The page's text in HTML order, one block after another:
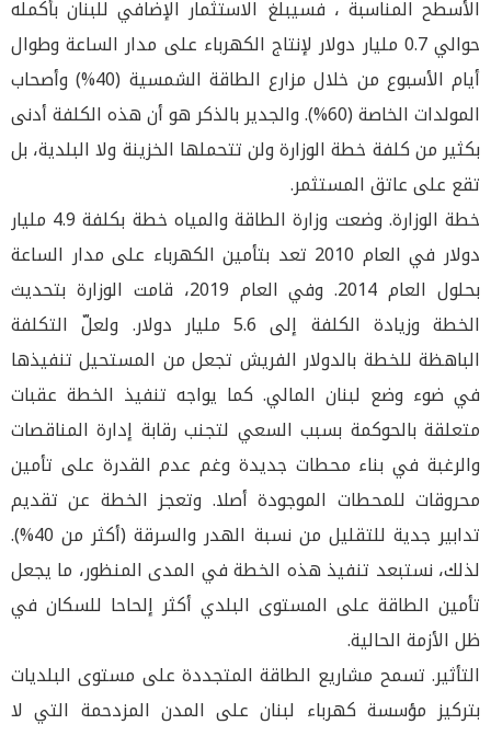
الأسطح المناسبة ، فسيبلغ الاستثمار الإضافي للبنان بأكمله
حوالي 0.7 مليار دولار لإنتاج الكهرباء على مدار الساعة وطوال
أيام الأسبوع من خلال مزارع الطاقة الشمسية (40%) وأصحاب
المولدات الخاصة (60%). والجدير بالذكر هو أن هذه الكلفة أدنى
بكثير من كلفة خطة الوزارة ولن تتحملها الخزينة ولا البلدية، بل
تقع على عاتق المستثمر.
خطة الوزارة. وضعت وزارة الطاقة والمياه خطة بكلفة 4.9 مليار
دولار في العام 2010 تعد بتأمين الكهرباء على مدار الساعة
بحلول العام 2014. وفي العام 2019، قامت الوزارة بتحديث
الخطة وزيادة الكلفة إلى 5.6 مليار دولار. ولعلّ التكلفة
الباهظة للخطة بالدولار الفريش تجعل من المستحيل تنفيذها
في ضوء وضع لبنان المالي. كما يواجه تنفيذ الخطة عقبات
متعلقة بالحوكمة بسبب السعي لتجنب رقابة إدارة المناقصات
والرغبة في بناء محطات جديدة وغم عدم القدرة على تأمين
محروقات للمحطات الموجودة أصلا. وتعجز الخطة عن تقديم
تدابير جدية للتقليل من نسبة الهدر والسرقة (أكثر من 40%).
لذلك، نستبعد تنفيذ هذه الخطة في المدى المنظور، ما يجعل
تأمين الطاقة على المستوى البلدي أكثر إلحاحا للسكان في
ظل الأزمة الحالية.
التأثير. تسمح مشاريع الطاقة المتجددة على مستوى البلديات
بتركيز مؤسسة كهرباء لبنان على المدن المزدحمة التي لا